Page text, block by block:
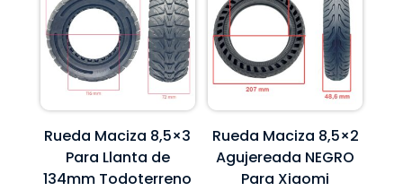
Rueda Maciza 8,5×3
Para Llanta de
134mm Todoterreno
Rueda Maciza 8,5×2
Agujereada NEGRO
Para Xiaomi